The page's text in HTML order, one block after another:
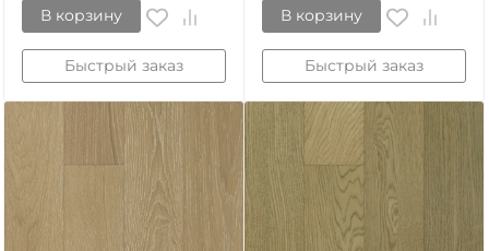
В корзину
Быстрый заказ
В корзину
Быстрый заказ